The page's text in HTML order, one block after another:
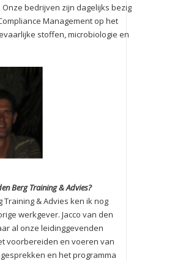
Onze bedrijven zijn dagelijks bezig
Management op het
stoffen, microbiologie en
Berg Training & Advies?
Training & Advies ken ik nog
werkgever. Jacco van den
al onze leidinggevenden
voorbereiden en voeren van
en het programma